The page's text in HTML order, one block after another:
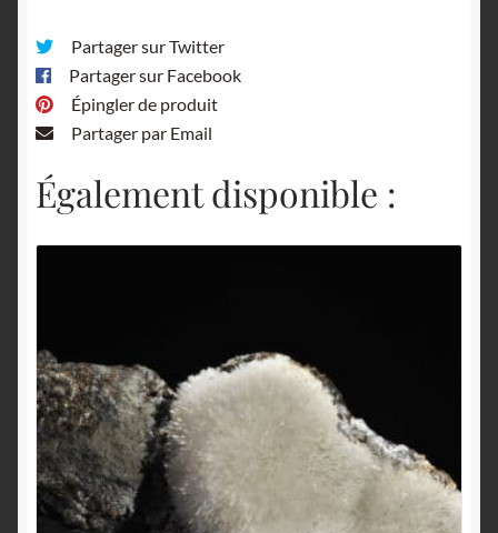
Partager sur Twitter
Partager sur Facebook
Épingler de produit
Partager par Email
Également disponible :